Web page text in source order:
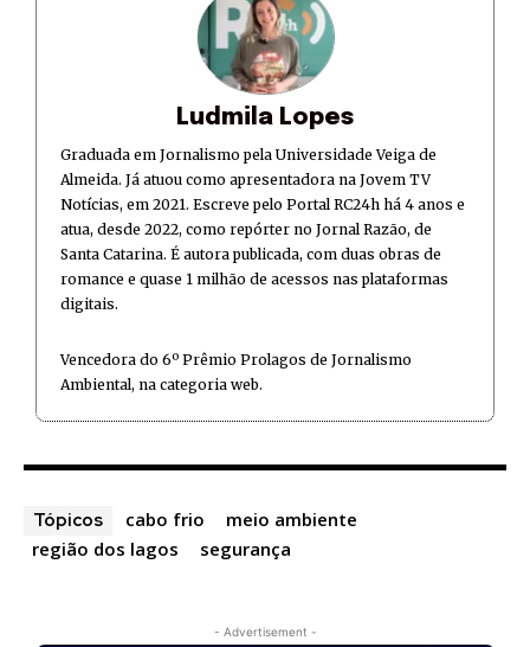
Ludmila Lopes
Graduada em Jornalismo pela Universidade Veiga de
Almeida. Já atuou como apresentadora na Jovem TV
Notícias, em 2021. Escreve pelo Portal RC24h há 4 anos e
atua, desde 2022, como repórter no Jornal Razão, de
Santa Catarina. É autora publicada, com duas obras de
romance e quase 1 milhão de acessos nas plataformas
digitais.
Vencedora do 6º Prêmio Prolagos de Jornalismo
Ambiental, na categoria web.
Tópicos cabo frio
meio ambiente
região dos lagos
segurança
- Advertisement -